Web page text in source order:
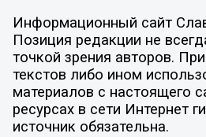
Информационный сайт
Позиция редакции не
точкой зрения авторов.
текстов либо ином
материалов с настоящего
ресурсах в сети Интернет
источник обязательна.